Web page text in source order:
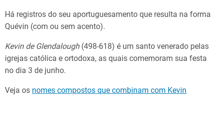
Há registros do seu aportuguesamento que resulta na forma
Quévin (com ou sem acento).
Kevin de Glendalough(498-618) é um santo venerado pelas
igrejas católica e ortodoxa, as quais comemoram sua festa
no dia 3 de junho.
Veja os nomes compostos que combinam com Kevin